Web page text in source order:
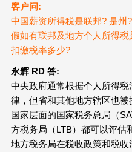
客户问:
中国薪资所得税是联邦? 是州
假如有联邦及地方个人所得
扣缴税率多少?
永辉 RD 答:
中央政府通常根据个人所得
律，但省和其他地方辖区也被
国家层面的国家税务总局（
方税务局（LTB）都可以评估
地方税务局在税收政策和税